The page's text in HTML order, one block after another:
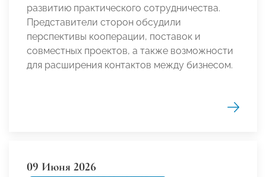
развитию практического сотрудничества.
Представители сторон обсудили
перспективы кооперации, поставок и
совместных проектов, а также возможности
для расширения контактов между бизнесом.
09 Июня 2026